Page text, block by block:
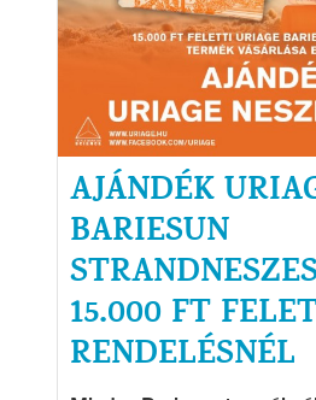
AJÁNDÉK
BARIESUN
15.000 FT
RENDELÉSNÉL
Arcmaszkok
Ajakápolók
Hajápolás